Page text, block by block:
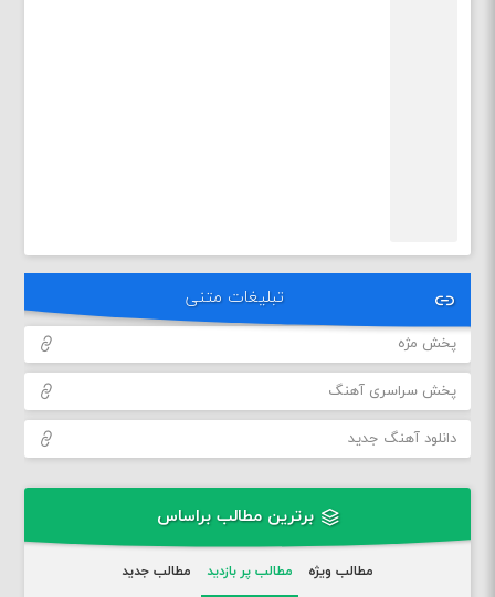
تبلیغات متنی
پخش مژه
پخش سراسری آهنگ
دانلود آهنگ جدید
برترین مطالب براساس
مطالب ویژه مطالب پر بازدید مطالب جدید